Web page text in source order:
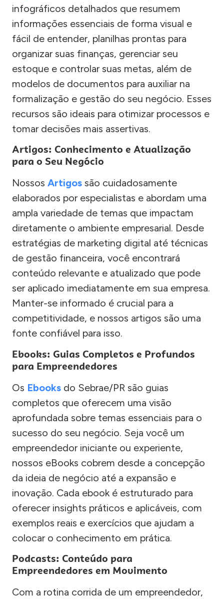
infográficos detalhados que resumem
informações essenciais de forma visual e
fácil de entender, planilhas prontas para
organizar suas finanças, gerenciar seu
estoque e controlar suas metas, além de
modelos de documentos para auxiliar na
formalização e gestão do seu negócio. Esses
recursos são ideais para otimizar processos e
tomar decisões mais assertivas.
Artigos: Conhecimento e Atualização
para o Seu Negócio
Nossos Artigos são cuidadosamente
elaborados por especialistas e abordam uma
ampla variedade de temas que impactam
diretamente o ambiente empresarial. Desde
estratégias de marketing digital até técnicas
de gestão financeira, você encontrará
conteúdo relevante e atualizado que pode
ser aplicado imediatamente em sua empresa.
Manter-se informado é crucial para a
competitividade, e nossos artigos são uma
fonte confiável para isso.
Ebooks: Guias Completos e Profundos
para Empreendedores
Os Ebooks do Sebrae/PR são guias
completos que oferecem uma visão
aprofundada sobre temas essenciais para o
sucesso do seu negócio. Seja você um
empreendedor iniciante ou experiente,
nossos eBooks cobrem desde a concepção
da ideia de negócio até a expansão e
inovação. Cada ebook é estruturado para
oferecer insights práticos e aplicáveis, com
exemplos reais e exercícios que ajudam a
colocar o conhecimento em prática.
Podcasts: Conteúdo para
Empreendedores em Movimento
Com a rotina corrida de um empreendedor,